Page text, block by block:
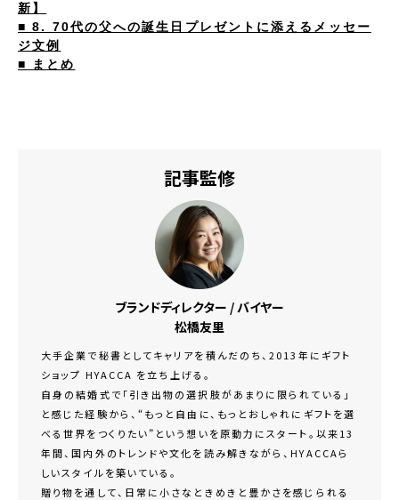
新】
■ 8. 70代の父への誕生日プレゼントに添えるメッセー
ジ文例
■ まとめ
記事監修
ブランドディレクター / バイヤー
松橋友里
大手企業で秘書としてキャリアを積んだのち、2013年にギフト
ショップ HYACCA を立ち上げる。
自身の結婚式で「引き出物の選択肢があまりに限られている」
と感じた経験から、“もっと自由に、もっとおしゃれにギフトを選
べる世界をつくりたい”という想いを原動力にスタート。以来13
年間、国内外のトレンドや文化を読み解きながら、HYACCAら
しいスタイルを築いている。
贈り物を通して、日常に小さなときめきと豊かさを感じられる